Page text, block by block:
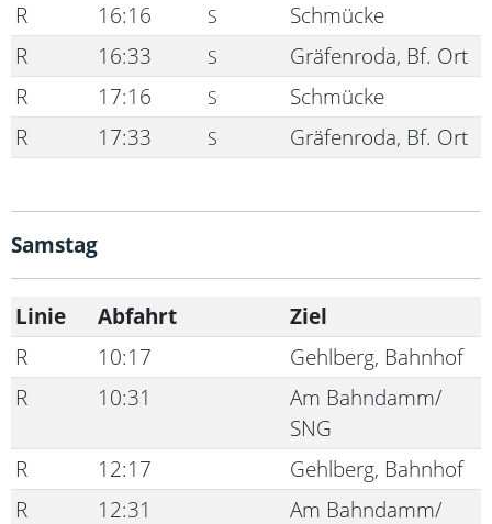
R
16:16 S
Schmücke
R
16:33 S
Gräfenroda, Bf. Ort
R
17:16 S
Schmücke
R
17:33 S Gräfenroda, Bf. Ort
Samstag
Linie Abfahrt
Ziel
R
10:17
Gehlberg, Bahnhof
R
10:31
Am Bahndamm/
SNG
R
12:17
Gehlberg, Bahnhof
R
12:31
Am Bahndamm/